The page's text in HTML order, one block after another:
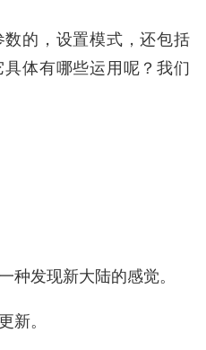
的，设置模式，还包括
体有哪些运用呢？我们
种发现新大陆的感觉。
新。